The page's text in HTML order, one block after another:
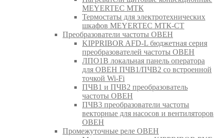
MEYERTEC МТК
Термостаты для электротехнических
шкафов MEYERTEC МТК-СТ
Преобразователи частоты ОВЕН
KIPPRIBOR AFD-L бюджетная серия
преобразователей частоты ОВЕН
ЛПО1В локальная панель оператора
для ОВЕН ПЧВ1/ПЧВ2 со встроенной
точкой Wi-Fi
ПЧВ1 и ПЧВ2 преобразователь
частоты ОВЕН
ПЧВ3 преобразователи частоты
векторные для насосов и вентиляторов
ОВЕН
Промежуточные реле ОВЕН